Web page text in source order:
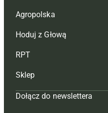
Agropolska
Redakcja
Reklama
Tagi
Mapa serwisu
Hoduj z Głową
Hoduj z głową bydło
Hoduj z głową świnie
Prenumerata
RPT
Redakcja
Prenumerata
Sklep
Czasopisma i prenumerata
Dołącz do newslettera